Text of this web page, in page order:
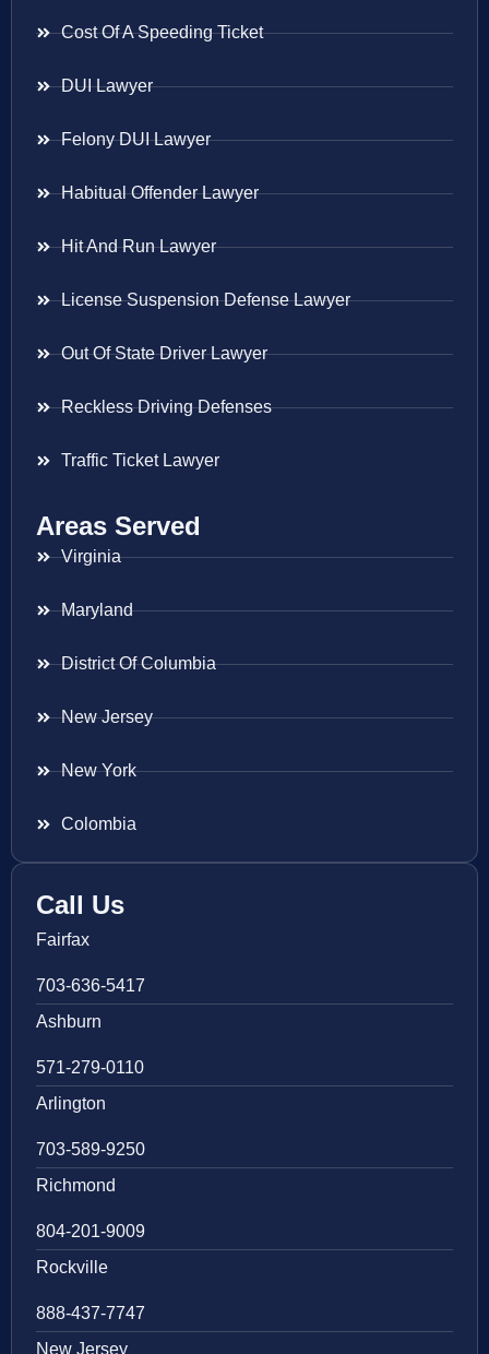
Cost Of A Speeding Ticket
DUI Lawyer
Felony DUI Lawyer
Habitual Offender Lawyer
Hit And Run Lawyer
License Suspension Defense Lawyer
Out Of State Driver Lawyer
Reckless Driving Defenses
Traffic Ticket Lawyer
Areas Served
Virginia
Maryland
District Of Columbia
New Jersey
New York
Colombia
Call Us
Fairfax
703-636-5417
Ashburn
571-279-0110
Arlington
703-589-9250
Richmond
804-201-9009
Rockville
888-437-7747
New Jersey